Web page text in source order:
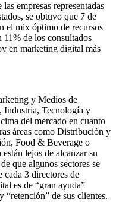
empresas representadas
se obtuvo que 7 de
el mix óptimo de recursos
de los consultados
en marketing digital más
y Medios de
Industria, Tecnología y
del mercado en cuanto
áreas como Distribución y
Food & Beverage o
lejos de alcanzar su
que algunos sectores se
cada 3 directores de
es de “gran ayuda”
“retención” de sus clientes.